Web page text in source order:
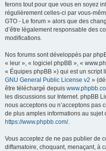
ferons tout pour que vous en soyez
régulièrement celles-ci par vous-
GTO - Le forum » alors que des
d’être légalement responsable des
modifications.
Nos forums sont développés par
« leur », « logiciel phpBB », «
« Équipes phpBB ») qui est un script
GNU General Public License v2 »
être téléchargé depuis
les discussions sur Internet. phpBB
nous acceptons ou n’acceptons pas
de plus amples informations au sujet
https://www.phpbb.com/.
Vous acceptez de ne pas publier de
diffamatoire, choquant, menaçant, à